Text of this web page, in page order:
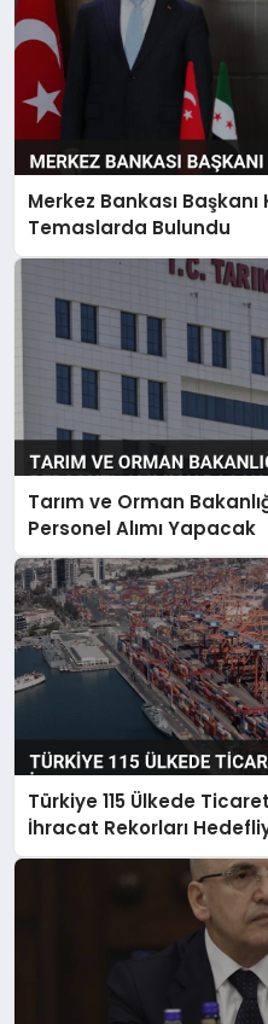
Merkez Bankası
Temaslarda Bulundu
Tarım ve Orman
Personel Alımı Yapacak
Türkiye 115 Ülkede
İhracat Rekorları